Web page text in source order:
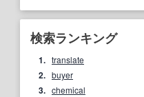
検索ランキング
1. translate
2. buyer
3. chemical